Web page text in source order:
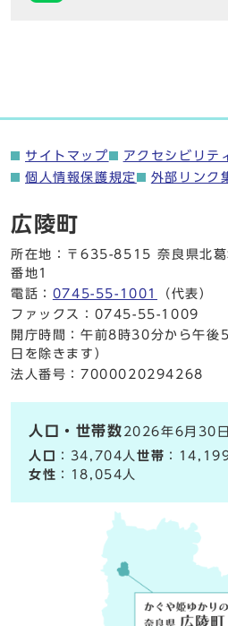
サイトマップ アクセシビリテ
個人情報保護規定
外部リンク
広陵町
所在地：〒635-8515 奈良県北
番地1
電話： 0745-55-1001
（代表）
ファックス：0745-55-1009
開庁時間：午前8時30分から午後
日を除きます）
法人番号：7000020294268
人口・世帯数 2026年6月30
人口
：34,704人世帯 ：
女性 ：18,054人